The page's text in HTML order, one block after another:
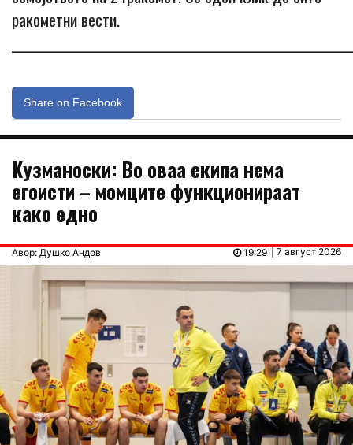
ракометни вести.
Share on Facebook
Кузманоски: Во оваа екипа нема
егоисти – момците функционираат
како едно
Авор: Душко Андов | 7 август 2026
19:29